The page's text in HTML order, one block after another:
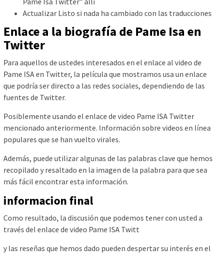
Actualizar Listo si nada ha cambiado con las traducciones
Enlace a la biografía de Pame Isa en
Twitter
Para aquellos de ustedes interesados ​​en el enlace al video de
Pame ISA en Twitter, la película que mostramos usa un enlace
que podría ser directo a las redes sociales, dependiendo de las
fuentes de Twitter.
Posiblemente usando el enlace de video Pame ISA Twitter
mencionado anteriormente. Información sobre videos en línea
populares que se han vuelto virales.
Además, puede utilizar algunas de las palabras clave que hemos
recopilado y resaltado en la imagen de la palabra para que sea
más fácil encontrar esta información.
informacion final
Como resultado, la discusión que podemos tener con usted a
través del enlace de video Pame ISA Twitt
y las reseñas que hemos dado pueden despertar su interés en el